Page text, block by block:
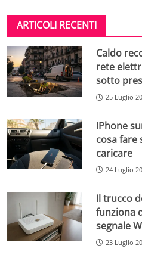
ARTICOLI RECENTI
Caldo
rete
sotto
25 Luglio
IPhone
cosa
caricare
24 Luglio
Il trucco
funziona
segnale
23 Luglio